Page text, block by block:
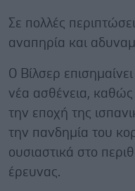
Σε πολλές
αναπηρία και
Ο Βίλσερ
νέα ασθένεια,
την εποχή της
την πανδημία του
ουσιαστικά στο
έρευνας.